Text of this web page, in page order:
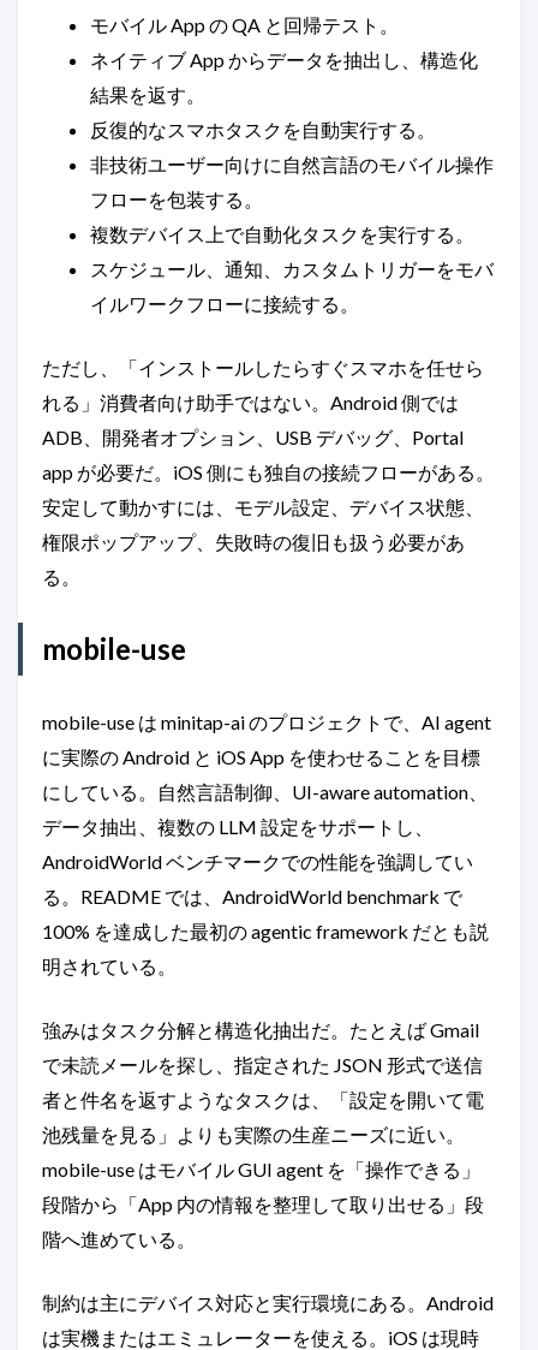
モバイル App の QA と回帰テスト。
ネイティブ App からデータを抽出し、構造化
結果を返す。
反復的なスマホタスクを自動実行する。
非技術ユーザー向けに自然言語のモバイル操作
フローを包装する。
複数デバイス上で自動化タスクを実行する。
スケジュール、通知、カスタムトリガーをモバ
イルワークフローに接続する。
ただし、「インストールしたらすぐスマホを任せら
れる」消費者向け助手ではない。Android 側では
ADB、開発者オプション、USB デバッグ、Portal
app が必要だ。iOS 側にも独自の接続フローがある。
安定して動かすには、モデル設定、デバイス状態、
権限ポップアップ、失敗時の復旧も扱う必要があ
る。
mobile-use
mobile-use は minitap-ai のプロジェクトで、AI agent
に実際の Android と iOS App を使わせることを目標
にしている。自然言語制御、UI-aware automation、
データ抽出、複数の LLM 設定をサポートし、
AndroidWorld ベンチマークでの性能を強調してい
る。README では、AndroidWorld benchmark で
100% を達成した最初の agentic framework だとも説
明されている。
強みはタスク分解と構造化抽出だ。たとえば Gmail
で未読メールを探し、指定された JSON 形式で送信
者と件名を返すようなタスクは、「設定を開いて電
池残量を見る」よりも実際の生産ニーズに近い。
mobile-use はモバイル GUI agent を「操作できる」
段階から「App 内の情報を整理して取り出せる」段
階へ進めている。
制約は主にデバイス対応と実行環境にある。Android
は実機またはエミュレーターを使える。iOS は現時